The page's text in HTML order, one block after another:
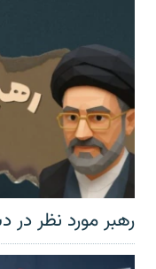
رهبر مورد نظر